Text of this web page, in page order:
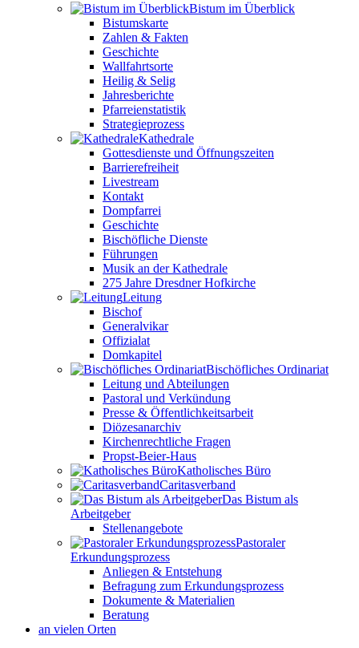
Bistum im Überblick
Bistumskarte
Zahlen & Fakten
Geschichte
Wallfahrtsorte
Heilig & Selig
Jahresberichte
Pfarreienstatistik
Strategieprozess
Kathedrale
Gottesdienste und Öffnungszeiten
Barrierefreiheit
Livestream
Kontakt
Dompfarrei
Geschichte
Bischöfliche Dienste
Führungen
Musik an der Kathedrale
275 Jahre Dresdner Hofkirche
Leitung
Bischof
Generalvikar
Offizialat
Domkapitel
Bischöfliches Ordinariat
Leitung und Abteilungen
Pastoral und Verkündung
Presse & Öffentlichkeitsarbeit
Diözesanarchiv
Kirchenrechtliche Fragen
Propst-Beier-Haus
Katholisches Büro
Caritasverband
Das Bistum als
Arbeitgeber
Stellenangebote
Pastoraler
Erkundungsprozess
Anliegen & Entstehung
Befragung zum Erkundungsprozess
Dokumente & Materialien
Beratung
an vielen Orten